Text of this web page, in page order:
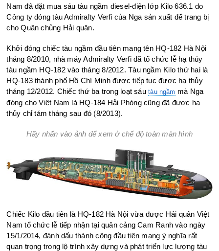
Nam đã đặt mua sáu tàu ngầm diesel-điện lớp Kilo 636.1 do
Công ty đóng tàu Admiralty Verfi của Nga sản xuất để trang bị
cho Quân chủng Hải quân.
Khởi đóng chiếc tàu ngầm đầu tiên mang tên HQ-182 Hà Nội
tháng 8/2010, nhà máy Admiralty Verfi đã tổ chức lễ hạ thủy
tàu ngầm HQ-182 vào tháng 8/2012. Tàu ngầm Kilo thứ hai là
HQ-183 thành phố Hồ Chí Minh được tiếp tục được hạ thủy
tháng 12/2012. Chiếc thứ ba trong loạt sáutàu ngầm mà Nga
đóng cho Việt Nam là HQ-184 Hải Phòng cũng đã được hạ
thủy chỉ tám tháng sau đó (8/2013).
Hãy nhấn vào ảnh để xem ở chế độ toàn màn hình
Chiếc Kilo đầu tiên là HQ-182 Hà Nội vừa được Hải quân Việt
Nam tổ chức lễ tiếp nhận tại quân cảng Cam Ranh vào ngày
15/1/2014, đánh dấu thành công đầu tiên mang ý nghĩa rất
quan trọng trong lộ trình xây dựng và phát triển lực lượng tàu